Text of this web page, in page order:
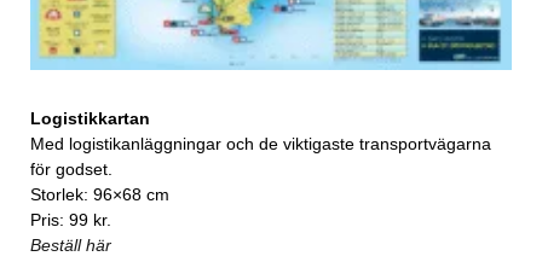
Logistikkartan
Med logistikanläggningar och de viktigaste transportvägarna
för godset.
Storlek: 96×68 cm
Pris: 99 kr.
Beställ här